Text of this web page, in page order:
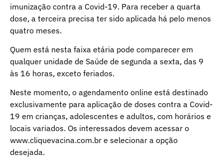
imunização contra a Covid-19. Para receber a quarta
dose, a terceira precisa ter sido aplicada há pelo menos
quatro meses.
Quem está nesta faixa etária pode comparecer em
qualquer unidade de Saúde de segunda a sexta, das 9
às 16 horas, exceto feriados.
Neste momento, o agendamento online está destinado
exclusivamente para aplicação de doses contra a Covid-
19 em crianças, adolescentes e adultos, com horários e
locais variados. Os interessados devem acessar o
www.cliquevacina.com.br e selecionar a opção
desejada.